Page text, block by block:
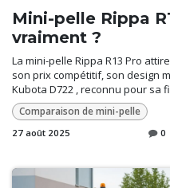
Mini-pelle Rippa
vraiment ?
La mini-pelle Rippa R13 Pro
son prix compétitif, son design
Kubota D722 , reconnu pour sa
Comparaison de mini-pelle
27 août 2025 0